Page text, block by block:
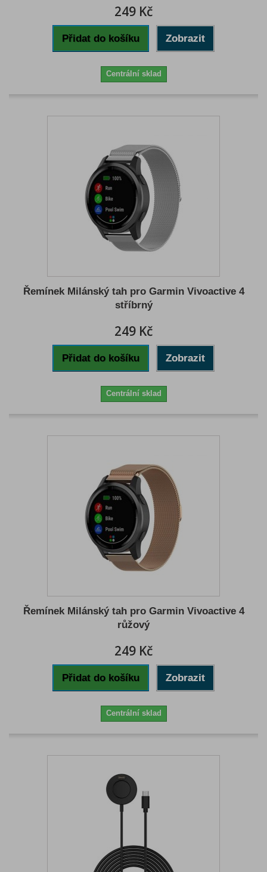
249 Kč
Přidat do košíku Zobrazit
Centrální sklad
Řemínek Milánský tah pro Garmin Vivoactive 4
stříbrný
249 Kč
Přidat do košíku Zobrazit
Centrální sklad
Řemínek Milánský tah pro Garmin Vivoactive 4
růžový
249 Kč
Přidat do košíku Zobrazit
Centrální sklad